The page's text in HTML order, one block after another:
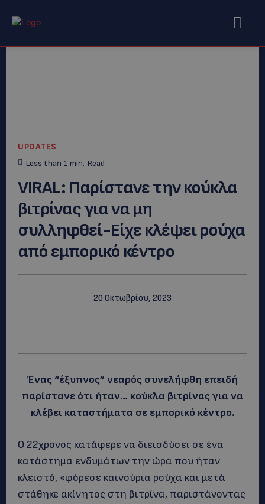
UPDATES
Less than 1 min. Read
VIRAL: Παρίστανε την κούκλα
βιτρίνας για να μη
συλληφθεί-Είχε κλέψει ρούχα
από εμπορικό κέντρο
20 Οκτωβρίου, 2023
Ένας “έξυπνος” νεαρός συνελήφθη επειδή
παρίστανε ότι ήταν… κούκλα βιτρίνας για να
κλέβει καταστήματα σε εμπορικό κέντρο.
Ο 22χρονος κατάφερε να διεισδύσει σε ένα
κατάστημα ενδυμάτων την ώρα που ήταν
κλειστό, «φόρεσε καινούρια ρούχα και μετά
στάθηκε ακίνητος στη βιτρίνα, παριστάνοντας